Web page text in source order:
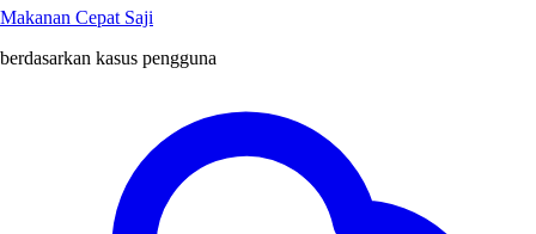
Makanan Cepat Saji
berdasarkan kasus pengguna